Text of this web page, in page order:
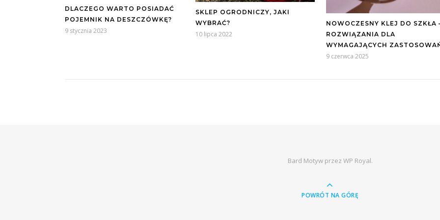
DLACZEGO WARTO POSIADAĆ
POJEMNIK NA DESZCZÓWKĘ?
9 stycznia 2023
SKLEP OGRODNICZY, JAKI
WYBRAĆ?
10 lipca 2022
NOWOCZESNY KLEJ DO SZKŁA
ROZWIĄZANIA DLA
WYMAGAJĄCYCH
9 czerwca 2025
Bard Motyw przez WP Royal.
POWRÓT NA GÓRĘ